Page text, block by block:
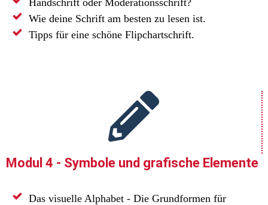
Wie deine Schrift am besten zu lesen ist.
Tipps für eine schöne Flipchartschrift.
Modul 4 - Symbole und grafische Elemente
Das visuelle Alphabet - Die Grundformen für